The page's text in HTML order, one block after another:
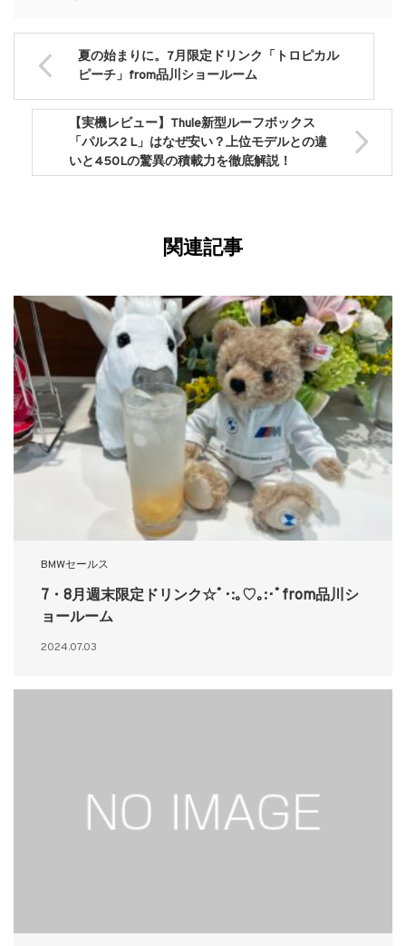
夏の始まりに。7月限定ドリンク「トロピカル
ピーチ」from品川ショールーム
【実機レビュー】Thule新型ルーフボックス
「パルス2 L」はなぜ安い？上位モデルとの違
いと450Lの驚異の積載力を徹底解説！
関連記事
BMWセールス
7・8月週末限定ドリンク☆ﾟ･:｡♡｡:･ﾟfrom品川シ
ョールーム
2024.07.03